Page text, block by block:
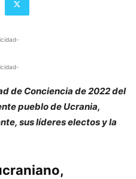
de Conciencia de 2022 del
pueblo de Ucrania,
sus líderes electos y la